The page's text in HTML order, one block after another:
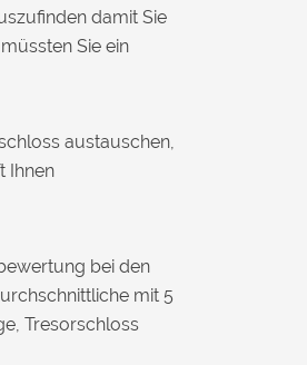
damit Sie
Sie ein
austauschen,
Ihnen
bei den
mit 5
Tresorschloss